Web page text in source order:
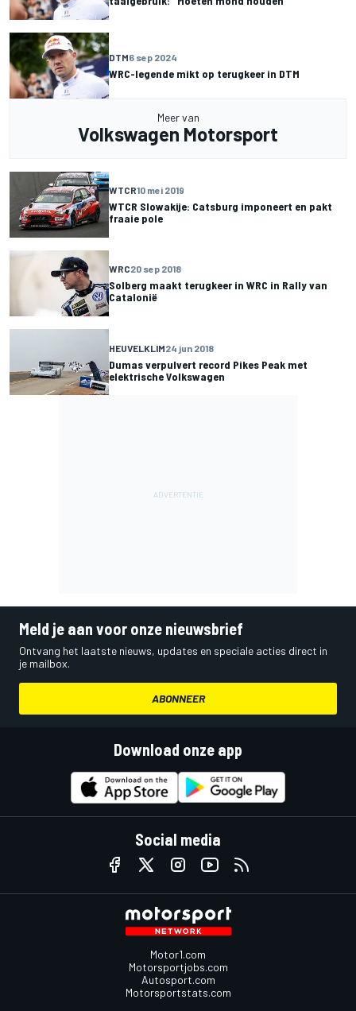
DTM6 sep 2024
WRC-legende mikt op terugkeer in DTM
Meer van
Volkswagen Motorsport
WTCR10 mei 2019
WTCR Slowakije: Catsburg imponeert en pakt
fraaie pole
WRC20 sep 2018
Solberg maakt terugkeer in WRC in Rally van
Catalonië
HEUVELKLIM24 jun 2018
Dumas verpulvert record Pikes Peak met
elektrische Volkswagen
Meld je aan voor onze nieuwsbrief
Ontvang het laatste nieuws, updates en speciale acties direct in
je mailbox.
ABONNEER
Download onze app
Social media
Motor1.com
Motorsportjobs.com
Autosport.com
Motorsportstats.com